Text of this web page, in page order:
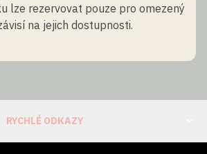
lze rezervovat pouze pro omezený
na jejich dostupnosti.
RYCHLÉ ODKAZY